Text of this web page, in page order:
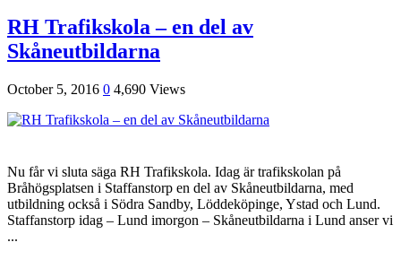
RH Trafikskola – en del av
Skåneutbildarna
October 5, 2016 0 4,690 Views
Nu får vi sluta säga RH Trafikskola. Idag är trafikskolan på
Bråhögsplatsen i Staffanstorp en del av Skåneutbildarna, med
utbildning också i Södra Sandby, Löddeköpinge, Ystad och Lund.
Staffanstorp idag – Lund imorgon – Skåneutbildarna i Lund anser vi
...